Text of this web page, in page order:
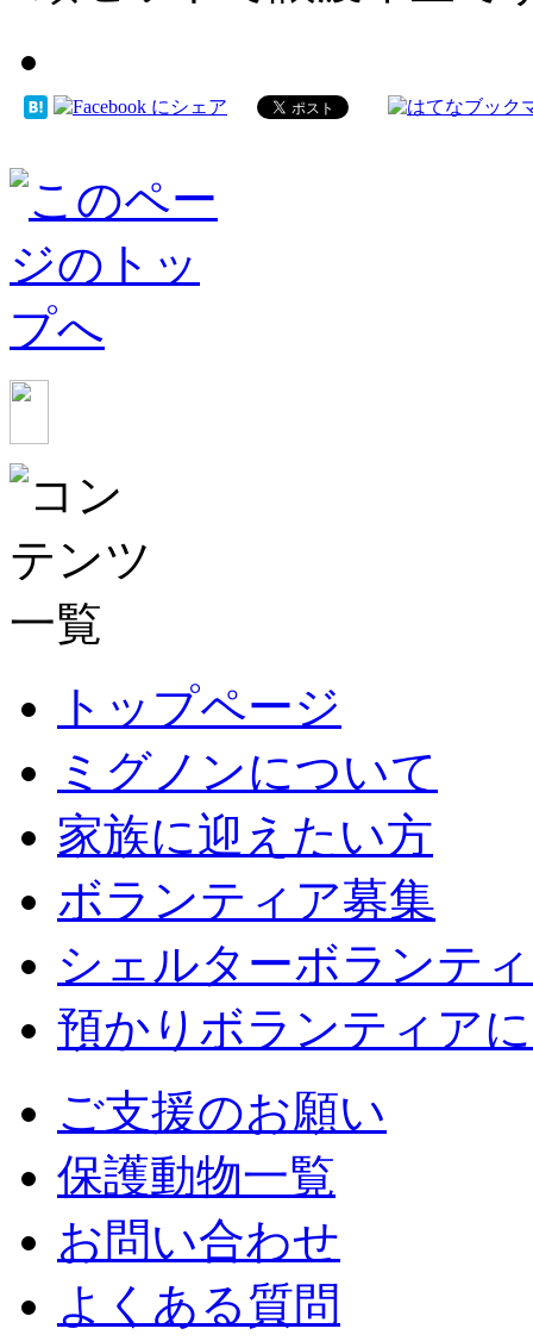
トップページ
ミグノンについて
家族に迎えたい方
ボランティア募集
シェルターボランテ
預かりボランティア
ご支援のお願い
保護動物一覧
お問い合わせ
よくある質問